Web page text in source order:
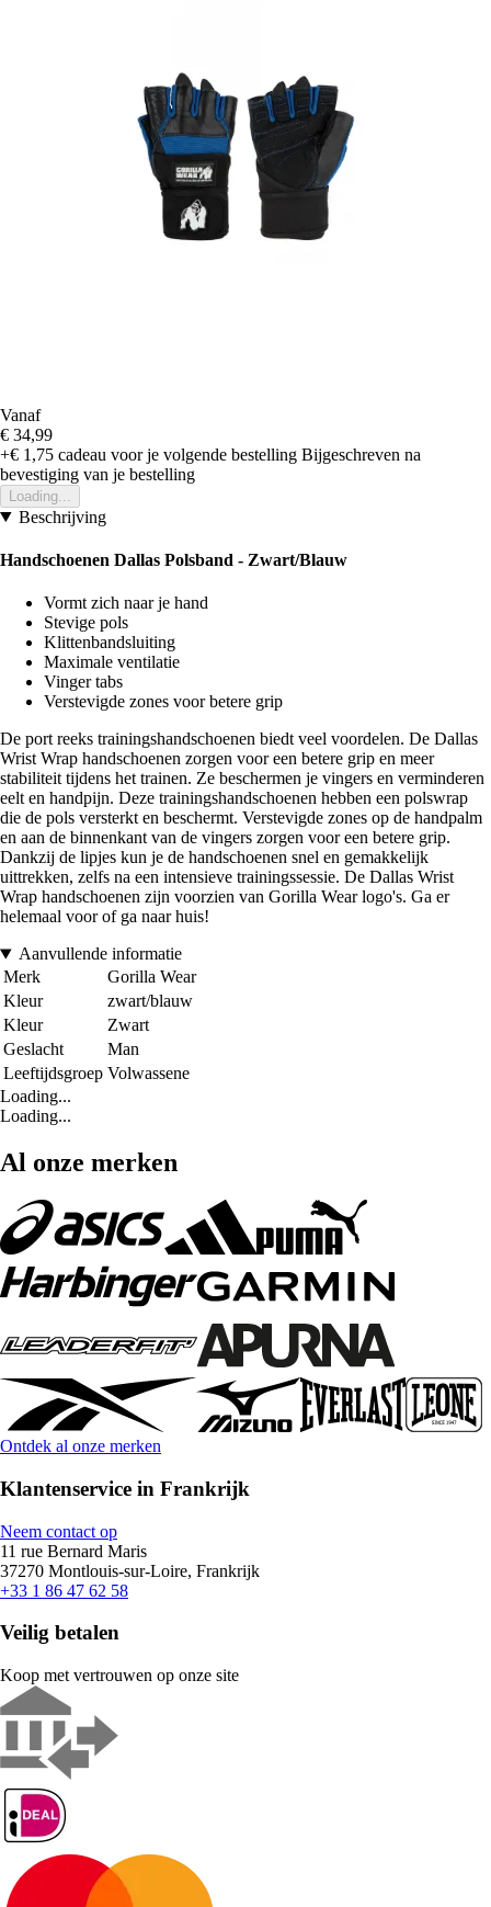
Vanaf
€ 34,99
+€ 1,75 cadeau voor je volgende bestelling Bijgeschreven na
bevestiging van je bestelling
Loading...
Beschrijving
Handschoenen Dallas Polsband - Zwart/Blauw
Vormt zich naar je hand
Stevige pols
Klittenbandsluiting
Maximale ventilatie
Vinger tabs
Verstevigde zones voor betere grip
De port reeks trainingshandschoenen biedt veel voordelen. De Dallas
Wrist Wrap handschoenen zorgen voor een betere grip en meer
stabiliteit tijdens het trainen. Ze beschermen je vingers en verminderen
eelt en handpijn. Deze trainingshandschoenen hebben een polswrap
die de pols versterkt en beschermt. Verstevigde zones op de handpalm
en aan de binnenkant van de vingers zorgen voor een betere grip.
Dankzij de lipjes kun je de handschoenen snel en gemakkelijk
uittrekken, zelfs na een intensieve trainingssessie. De Dallas Wrist
Wrap handschoenen zijn voorzien van Gorilla Wear logo's. Ga er
helemaal voor of ga naar huis!
Aanvullende informatie
Merk
Gorilla Wear
Kleur
zwart/blauw
Kleur
Zwart
Geslacht
Man
Leeftijdsgroep Volwassene
Loading...
Loading...
Al onze merken
Ontdek al onze merken
Klantenservice in Frankrijk
Neem contact op
11 rue Bernard Maris
37270 Montlouis-sur-Loire, Frankrijk
+33 1 86 47 62 58
Veilig betalen
Koop met vertrouwen op onze site